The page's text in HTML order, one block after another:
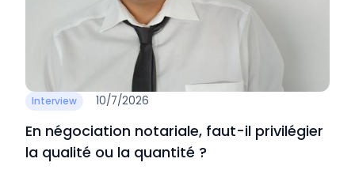
Interview 10/7/2026
En négociation notariale, faut-il privilégier
la qualité ou la quantité ?